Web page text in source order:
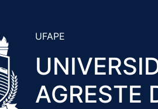
UFAPE
AGRESTE